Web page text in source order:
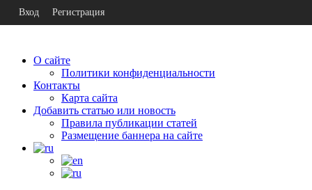
О сайте
Политики конфиденциальности
Контакты
Карта сайта
Добавить статью или новость
Правила публикации статей
Размещение баннера на сайте
Вход Регистрация